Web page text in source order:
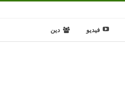
فيديو دين